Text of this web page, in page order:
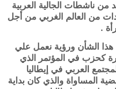
ناشطات الجالية العربية
من العالم الغربي من أجل
.
هذا الشأن ورؤية نعمل علي
كحزب في المؤتمر الذي
العربي في إيطاليا
المساواة والذي كان بداية